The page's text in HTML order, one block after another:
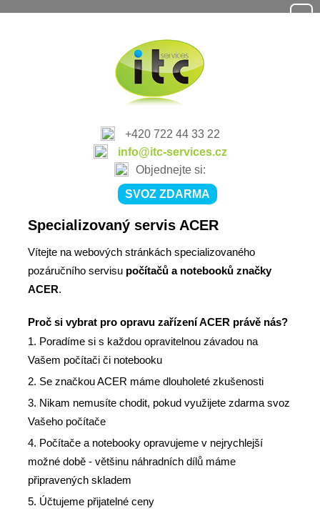
+420 722 44 33 22
info@itc-services.cz
Objednejte si:
SVOZ ZDARMA
Specializovaný servis ACER
Vítejte na webových stránkách specializovaného
pozáručního servisu počítačů a notebooků značky
ACER.
Proč si vybrat pro opravu zařízení ACER právě nás?
1. Poradíme si s každou opravitelnou závadou na
Vašem počítači či notebooku
2. Se značkou ACER máme dlouholeté zkušenosti
3. Nikam nemusíte chodit, pokud využijete zdarma svoz
Vašeho počítače
4. Počítače a notebooky opravujeme v nejrychlejší
možné době - většinu náhradních dílů máme
připravených skladem
5. Účtujeme přijatelné ceny